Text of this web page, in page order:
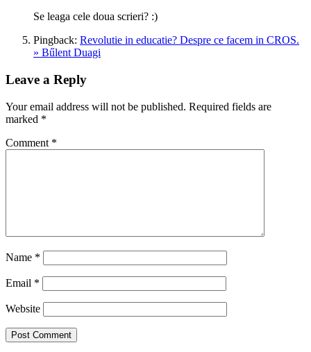
Se leaga cele doua scrieri? :)
Pingback: Revolutie in educatie? Despre ce facem in CROS.
» Bűlent Duagi
Leave a Reply
Your email address will not be published. Required fields are
marked *
Comment *
Name *
Email *
Website